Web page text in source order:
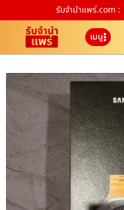
รับจํานําแพร่.com :
เมนู